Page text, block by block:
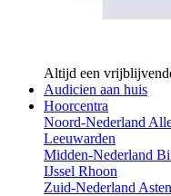
Altijd een
Audicien aan huis
Hoorcentra
Noord-Nederland
Leeuwarden
Midden-Nederland
IJssel Rhoon
Zuid-Nederland Asten